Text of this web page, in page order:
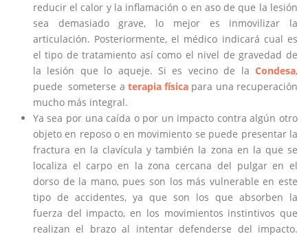
reducir el calor y la inflamación o en aso de que la lesión
sea demasiado grave, lo mejor es inmovilizar la
articulación. Posteriormente, el médico indicará cual es
el tipo de tratamiento así como el nivel de gravedad de
la lesión que lo aqueje. Si es vecino de la Condesa,
puede someterse a terapia física para una recuperación
mucho más integral.
Ya sea por una caída o por un impacto contra algún otro
objeto en reposo o en movimiento se puede presentar la
fractura en la clavícula y también la zona en la que se
localiza el carpo en la zona cercana del pulgar en el
dorso de la mano, pues son los más vulnerable en este
tipo de accidentes, ya que son los que absorben la
fuerza del impacto, en los movimientos instintivos que
realizan el brazo al intentar defenderse del impacto.